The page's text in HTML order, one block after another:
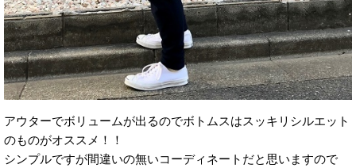
アウターでボリュームが出るのでボトムスはスッキリシルエット
のものがオススメ！！
シンプルですが間違いの無いコーディネートだと思いますので